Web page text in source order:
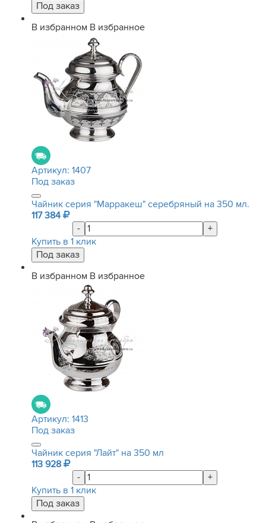
В избранном В избранное
Артикул: 1407
Под заказ
Чайник серия "Марракеш" серебряный на 350 мл.
117 384
-
+
Купить в 1 клик
В избранном В избранное
Артикул: 1413
Под заказ
Чайник серия "Лайт" на 350 мл
113 928
-
+
Купить в 1 клик